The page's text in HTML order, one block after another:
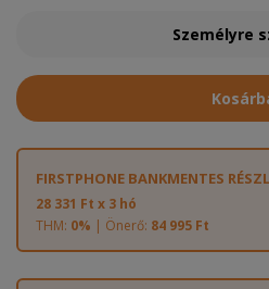
Személyre
FIRSTPHONE BANKMENTES
28 331 Ft x 3 hó
THM: 0% | Önerő: 84 995 Ft